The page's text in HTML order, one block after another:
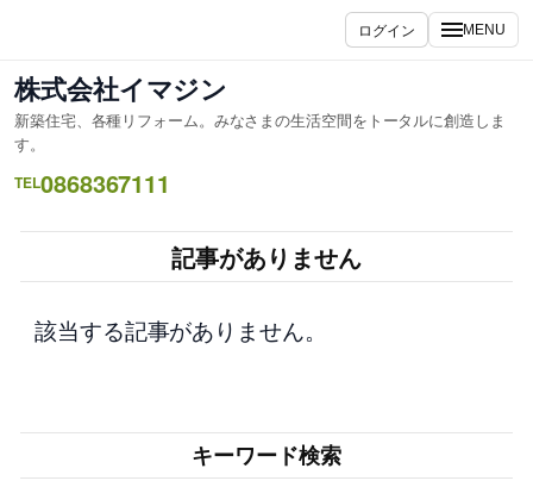
を
ス
キ
ッ
プ
ログイン MENU
株式会社イマジン
新築住宅、各種リフォーム。みなさまの生活空間をトータルに創造しま
す。
TEL0868367111
記事がありません
該当する記事がありません。
キーワード検索